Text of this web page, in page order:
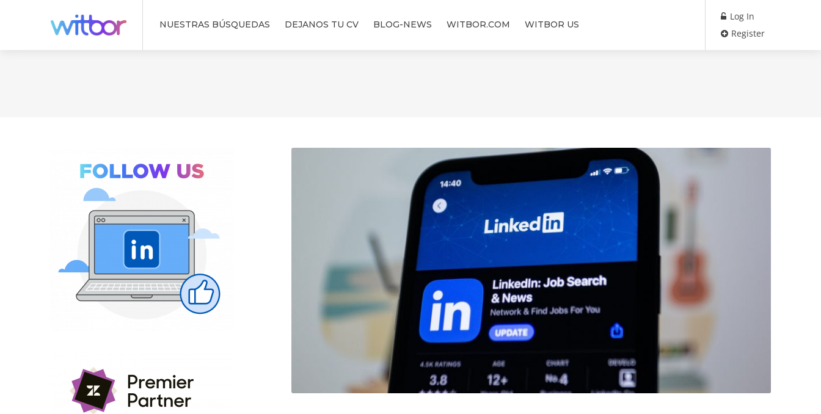
NUESTRAS BÚSQUEDAS DEJANOS TU CV BLOG-NEWS WITBOR.COM WITBOR US
Log In
Register